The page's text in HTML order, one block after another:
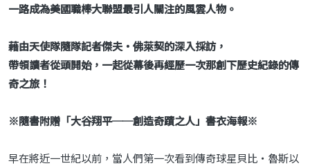
一路成為美國職棒大聯盟最引人關注的風雲人物。
藉由天使隊隨隊記者傑夫‧佛萊契的深入採訪，
帶領讀者從頭開始，一起從幕後再經歷一次那創下歷史紀錄的傳
奇之旅！
※隨書附贈「大谷翔平──創造奇蹟之人」書衣海報※
早在將近一世紀以前，當人們第一次看到傳奇球星貝比‧魯斯以